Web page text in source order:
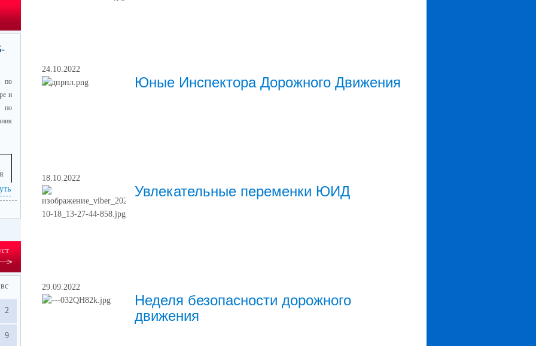
24.10.2022
Юные Инспектора Дорожного Движения
18.10.2022
Увлекательные переменки ЮИД
29.09.2022
Неделя безопасности дорожного
движения
по
и
по
вс
2
9